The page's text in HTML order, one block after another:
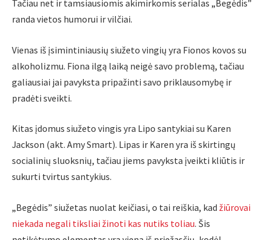
Tačiau net ir tamsiausiomis akimirkomis serialas „Begėdis”
randa vietos humorui ir vilčiai.
Vienas iš įsimintiniausių siužeto vingių yra Fionos kovos su
alkoholizmu. Fiona ilgą laiką neigė savo problemą, tačiau
galiausiai jai pavyksta pripažinti savo priklausomybę ir
pradėti sveikti.
Kitas įdomus siužeto vingis yra Lipo santykiai su Karen
Jackson (akt. Amy Smart). Lipas ir Karen yra iš skirtingų
socialinių sluoksnių, tačiau jiems pavyksta įveikti kliūtis ir
sukurti tvirtus santykius.
„Begėdis” siužetas nuolat keičiasi, o tai reiškia, kad žiūrovai
niekada negali tiksliai žinoti kas nutiks toliau. Šis